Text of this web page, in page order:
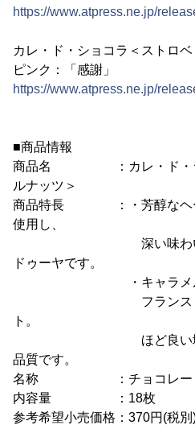
https://www.atpress.ne.jp/
カレ・ド・ショコラ＜ストロベ
ピンク：「感謝」
https://www.atpress.ne.jp/
■商品情報
商品名 ：カレ・ド・シ
ルナッツ＞
商品特長 ：・芳醇なヘー
使用し、
深い味わいが堪能
ドゥーヤです。
・キャラメルチッ
フランスロレーヌ
ト。
ほど良い塩味で春
品質です。
名称 ：チョコレー
内容量 ：18枚
参考希望小売価格：370円(税